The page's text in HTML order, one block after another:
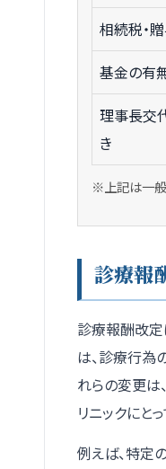
相続税・
基金の有
理事長交
き
※上記は一般
診療報
診療報酬改定
は、診療行為
れらの変更は
リニックにと
例えば、特定